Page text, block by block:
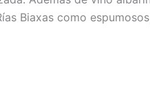
Biaxas como